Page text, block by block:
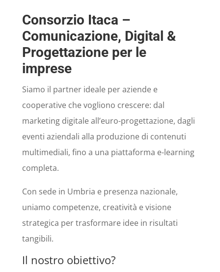
Consorzio Itaca –
Comunicazione, Digital &
Progettazione per le
imprese
Siamo il partner ideale per aziende e
cooperative che vogliono crescere: dal
marketing digitale all’euro-progettazione, dagli
eventi aziendali alla produzione di contenuti
multimediali, fino a una piattaforma e-learning
completa.
Con sede in Umbria e presenza nazionale,
uniamo competenze, creatività e visione
strategica per trasformare idee in risultati
tangibili.
Il nostro obiettivo?